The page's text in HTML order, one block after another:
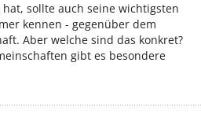
sollte auch seine wichtigsten
kennen - gegenüber dem
Aber welche sind das konkret?
gibt es besondere